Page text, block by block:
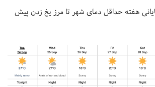
هفته حداقل دمای شهر تا مرز یخ زدن پیش